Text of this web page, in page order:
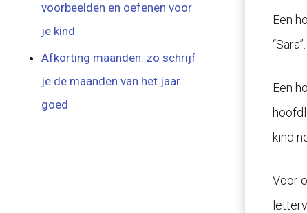
Een
Een
kind
Voor
voorbeelden en oefenen voor
je kind
Afkorting maanden: zo schrijf
je de maanden van het jaar
goed